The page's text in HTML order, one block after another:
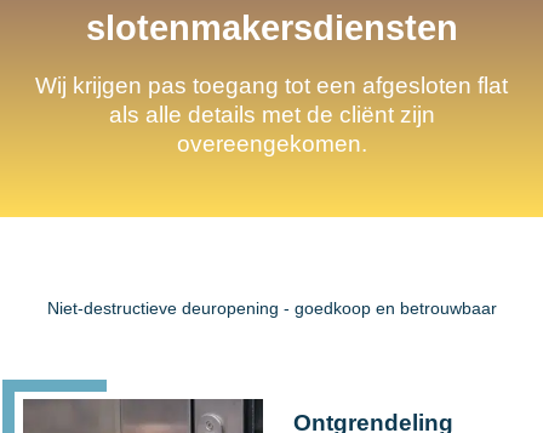
slotenmakersdiensten
Wij krijgen pas toegang tot een afgesloten flat
als alle details met de cliënt zijn
overeengekomen.
Niet-destructieve deuropening - goedkoop en betrouwbaar
Ontgrendeling